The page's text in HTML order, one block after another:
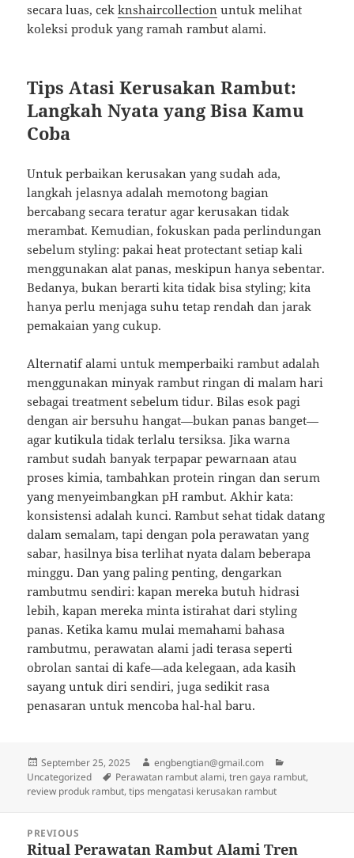
secara luas, cekknshaircollection untuk melihat
koleksi produk yang ramah rambut alami.
Tips Atasi Kerusakan Rambut:
Langkah Nyata yang Bisa Kamu
Coba
Untuk perbaikan kerusakan yang sudah ada,
langkah jelasnya adalah memotong bagian
bercabang secara teratur agar kerusakan tidak
merambat. Kemudian, fokuskan pada perlindungan
sebelum styling: pakai heat protectant setiap kali
menggunakan alat panas, meskipun hanya sebentar.
Bedanya, bukan berarti kita tidak bisa styling; kita
hanya perlu menjaga suhu tetap rendah dan jarak
pemakaian yang cukup.
Alternatif alami untuk memperbaiki rambut adalah
menggunakan minyak rambut ringan di malam hari
sebagai treatment sebelum tidur. Bilas esok pagi
dengan air bersuhu hangat—bukan panas banget—
agar kutikula tidak terlalu tersiksa. Jika warna
rambut sudah banyak terpapar pewarnaan atau
proses kimia, tambahkan protein ringan dan serum
yang menyeimbangkan pH rambut. Akhir kata:
konsistensi adalah kunci. Rambut sehat tidak datang
dalam semalam, tapi dengan pola perawatan yang
sabar, hasilnya bisa terlihat nyata dalam beberapa
minggu. Dan yang paling penting, dengarkan
rambutmu sendiri: kapan mereka butuh hidrasi
lebih, kapan mereka minta istirahat dari styling
panas. Ketika kamu mulai memahami bahasa
rambutmu, perawatan alami jadi terasa seperti
obrolan santai di kafe—ada kelegaan, ada kasih
sayang untuk diri sendiri, juga sedikit rasa
penasaran untuk mencoba hal-hal baru.
Posted
on
September 25, 2025 Author
engbengtian@gmail.com
Uncategorized
Tags
Perawatan rambut alami, tren gaya rambut,
review produk rambut, tips mengatasi kerusakan rambut
navigation
PREVIOUS
Previous
Ritual Perawatan Rambut Alami Tren